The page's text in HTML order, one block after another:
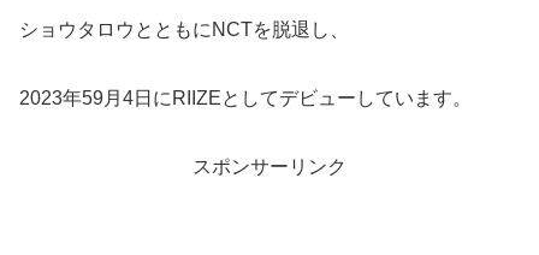
ショウタロウとともにNCTを脱退し、
2023年59月4日にRIIZEとしてデビューしています。
スポンサーリンク